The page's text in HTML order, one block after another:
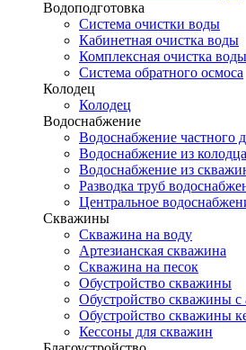
Водоподготовка
Система очистки воды
Кабинетная очистка воды
Комплексная очистка воды
Система обратного осмоса
Колодец
Колодец
Водоснабжение
Водоснабжение частного
Водоснабжение из колодца
Водоснабжение из
Разводка труб
Центральное
Скважины
Скважина на воду
Артезианская скважина
Скважина на песок
Обустройство скважины
Обустройство скважины с
Обустройство скважины
Кессоны для скважин